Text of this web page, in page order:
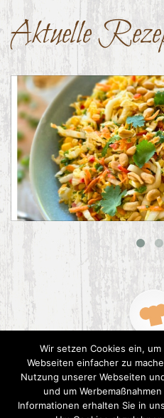
Aktuelle
Asiatischer
Wir setzen Cookies ein,
Webseiten einfacher zu
Nutzung unserer Webseiten
und um
Informationen erhalten Sie in